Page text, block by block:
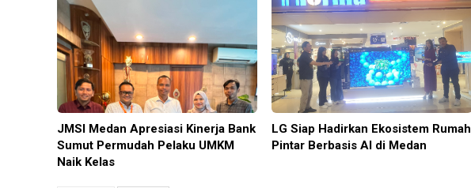
JMSI Medan Apresiasi Kinerja Bank
Sumut Permudah Pelaku UMKM
Naik Kelas
LG Siap Hadirkan Ekosistem Rumah
Pintar Berbasis AI di Medan